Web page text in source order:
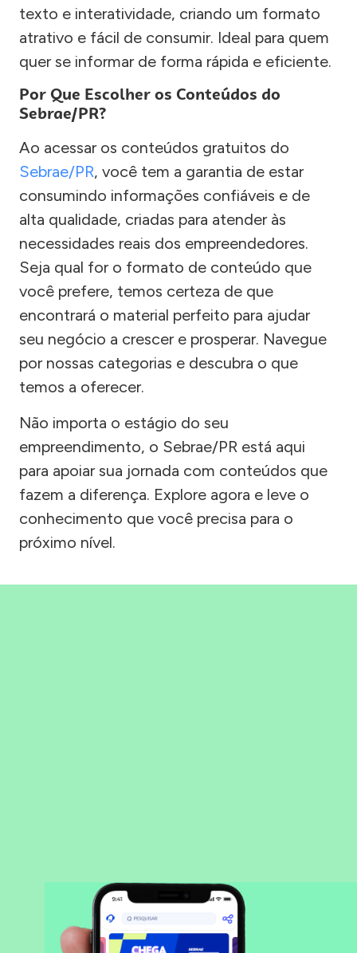
texto e interatividade, criando um formato
atrativo e fácil de consumir. Ideal para quem
quer se informar de forma rápida e eficiente.
Por Que Escolher os Conteúdos do
Sebrae/PR?
Ao acessar os conteúdos gratuitos do
Sebrae/PR, você tem a garantia de estar
consumindo informações confiáveis e de
alta qualidade, criadas para atender às
necessidades reais dos empreendedores.
Seja qual for o formato de conteúdo que
você prefere, temos certeza de que
encontrará o material perfeito para ajudar
seu negócio a crescer e prosperar. Navegue
por nossas categorias e descubra o que
temos a oferecer.
Não importa o estágio do seu
empreendimento, o Sebrae/PR está aqui
para apoiar sua jornada com conteúdos que
fazem a diferença. Explore agora e leve o
conhecimento que você precisa para o
próximo nível.